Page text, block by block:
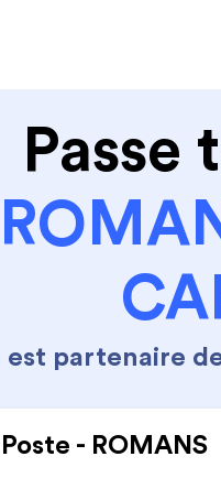
Passe
est partenaire
- ROMANS